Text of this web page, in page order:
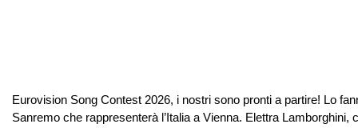
Eurovision Song Contest 2026, i nostri sono pronti a partire! Lo
Sanremo che rappresenterà l’Italia a Vienna. Elettra